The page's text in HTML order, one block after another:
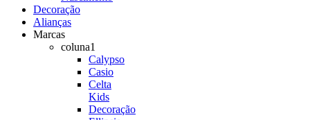
Decoração
Alianças
Marcas
coluna1
Calypso
Casio
Celta
Kids
Decoração